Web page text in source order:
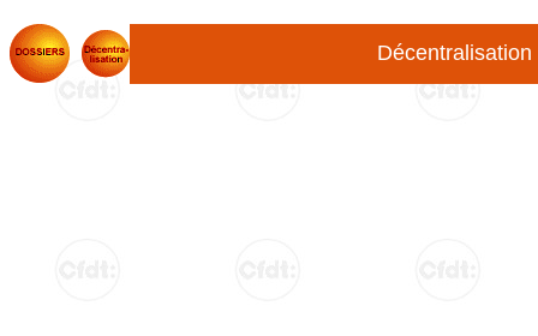
Décentralisation